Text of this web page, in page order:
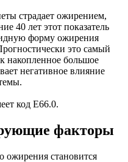
страдает ожирением,
40 лет этот показатель
форму ожирения
это самый
накопленное большое
негативное влияние
код E66.0.
факторы
ожирения становится